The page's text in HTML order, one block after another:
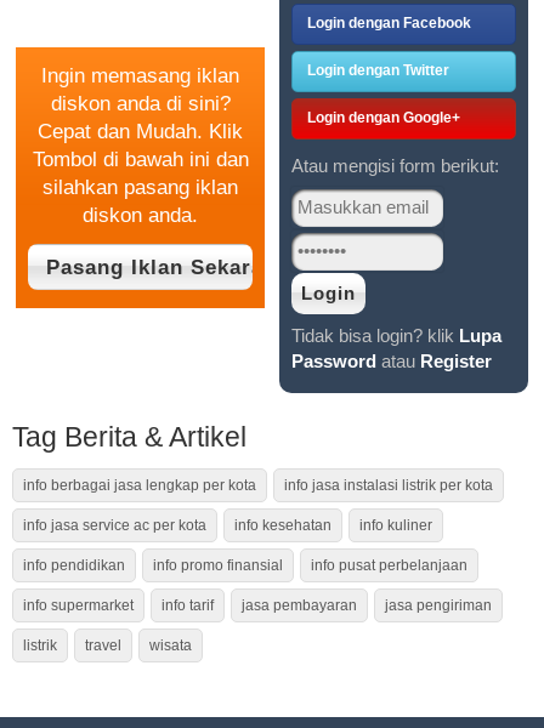
Ingin memasang iklan
diskon anda di sini?
Cepat dan Mudah. Klik
Tombol di bawah ini dan
silahkan pasang iklan
diskon anda.
Login dengan Facebook
Login dengan Twitter
Login dengan Google+
Atau mengisi form berikut:
Tidak bisa login? klik Lupa
Password atau Register
Tag Berita & Artikel
info berbagai jasa lengkap per kota info jasa instalasi listrik per kota
info jasa service ac per kota info kesehatan info kuliner
info pendidikan info promo finansial info pusat perbelanjaan
info supermarket info tarif jasa pembayaran jasa pengiriman
listrik travel wisata